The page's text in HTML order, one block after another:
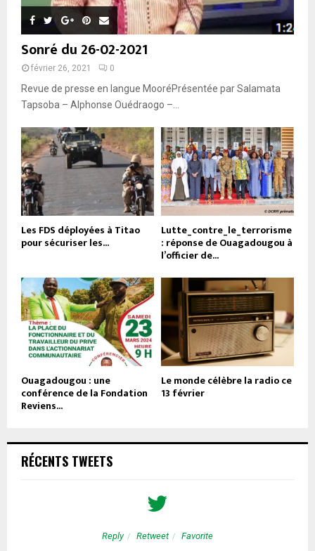
Sonré du 26-02-2021
février 26, 2021 0
Revue de presse en langue MooréPrésentée par Salamata
Tapsoba – Alphonse Ouédraogo –...
Les FDS déployées à Titao
pour sécuriser les...
Lutte_contre_le_terrorisme
: réponse de Ouagadougou à
l’officier de...
Ouagadougou : une
conférence de la Fondation
Reviens...
Le monde célèbre la radio ce
13 février
RÉCENTS TWEETS
Reply Retweet Favorite